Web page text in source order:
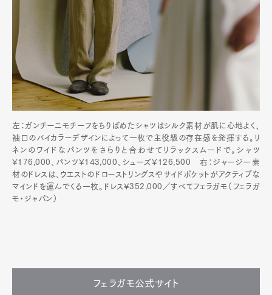
左：ガンチーニモチーフをちりばめたシャツはシルク素材が肌に心地よく、
袖口のバイカラーデザインによって一枚で主役級の存在感を発揮する。リ
ネンのワイドなパンツをさらりと合わせてリラックスムードで。シャツ
¥176,000、パンツ¥143,000、シューズ¥126,500 右：ジャージー素
材のドレスは、ウエストのドローストリングスやサイドポケットがアクティブな
マインドを運んでくる一枚。ドレス¥352,000／すべてフェラガモ（フェラガ
モ・ジャパン）
フェラガモ公式サイト